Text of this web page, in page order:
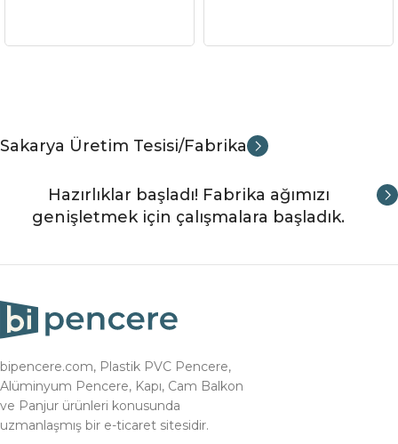
Sakarya Üretim Tesisi/Fabrika
Hazırlıklar başladı! Fabrika ağımızı
genişletmek için çalışmalara başladık.
bipencere.com, Plastik PVC Pencere,
Alüminyum Pencere, Kapı, Cam Balkon
ve Panjur ürünleri konusunda
uzmanlaşmış bir e-ticaret sitesidir.